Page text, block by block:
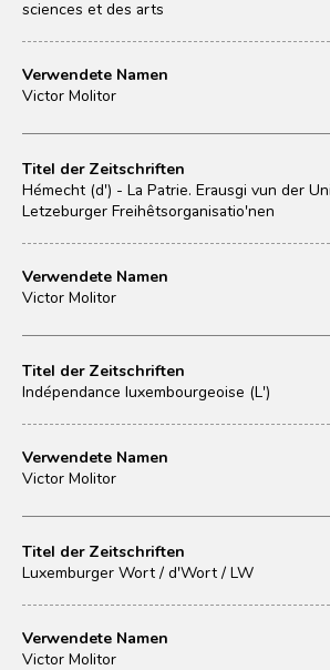
sciences et des arts
Verwendete Namen
Victor Molitor
Titel der Zeitschriften
Hémecht (d') - La Patrie. Erausgi vun der
Letzeburger Freihêtsorganisatio'nen
Verwendete Namen
Victor Molitor
Titel der Zeitschriften
Indépendance luxembourgeoise (L')
Verwendete Namen
Victor Molitor
Titel der Zeitschriften
Luxemburger Wort / d'Wort / LW
Verwendete Namen
Victor Molitor